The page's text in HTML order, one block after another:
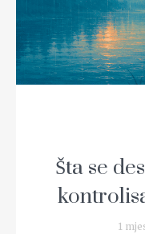
Šta se
1